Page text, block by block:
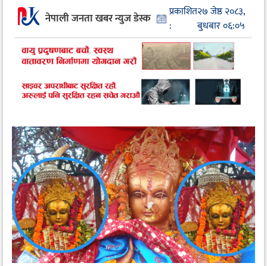
नेपाली जनता खबर न्युज डेस्क
प्रकाशित
:
२७ जेष्ठ २०८३,
बुधबार ०६:०५